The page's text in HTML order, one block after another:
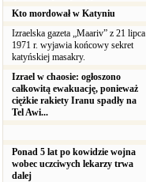
Kto mordował w Katyniu
Izraelska gazeta „Maariv” z 21 lipca
1971 r. wyjawia końcowy sekret
katyńskiej masakry.
Izrael w chaosie: ogłoszono
całkowitą ewakuację, ponieważ
ciężkie rakiety Iranu spadły na
Tel Awi...
Ponad 5 lat po kowidzie wojna
wobec uczciwych lekarzy trwa
dalej